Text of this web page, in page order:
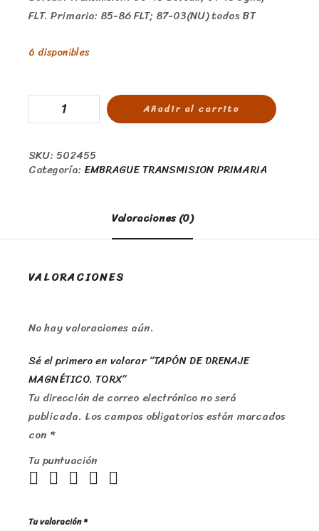
FLT. Primaria: 85-86 FLT; 87-03(NU) todos BT
6 disponibles
Añadir al carrito
SKU:502455
Categoría: EMBRAGUE TRANSMISION PRIMARIA
Valoraciones (0)
VALORACIONES
No hay valoraciones aún.
Sé el primero en valorar “TAPÓN DE DRENAJE
MAGNÉTICO. TORX”
Tu dirección de correo electrónico no será
publicada. Los campos obligatorios están marcados
con *
Tu puntuación
Tu valoración*